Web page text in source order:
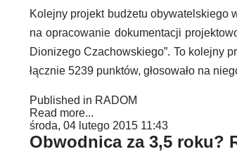
Kolejny projekt budżetu obywatelskiego
na opracowanie dokumentacji
Dionizego Czachowskiego”. To kolejny
łącznie 5239 punktów, głosowało na
Published in RADOM
Read more...
środa, 04 lutego 2015 11:43
Obwodnica za 3,5 roku?